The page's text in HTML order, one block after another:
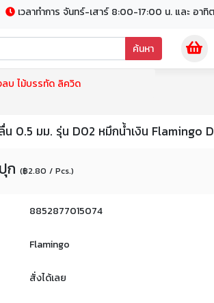
เวลาทำการ จันทร์-เสาร์ 8:00-17:00 น. และ อา
ค้นหา
บ ไม้บรรทัด ลิควิด
น 0.5 มม. รุ่น D02 หมึกน้ำเงิน Flamingo
ก (฿2.80 / Pcs.)
8852877015074
Flamingo
สั่งได้เลย